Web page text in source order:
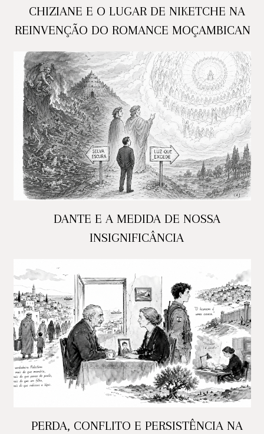
CHIZIANE E O LUGAR DE NIKETCHE NA
REINVENÇÃO DO ROMANCE MOÇAMBICANO
DANTE E A MEDIDA DE NOSSA
INSIGNIFICÂNCIA
PERDA, CONFLITO E PERSISTÊNCIA NA